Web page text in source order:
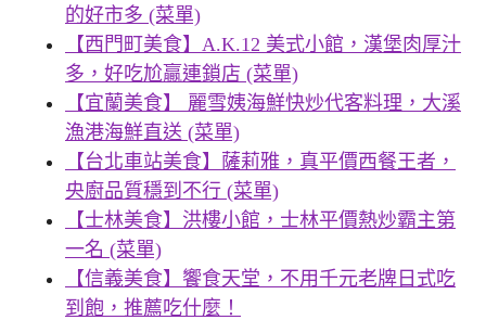
的好市多 (菜單)
【西門町美食】A.K.12 美式小館，漢堡肉厚汁
多，好吃尬贏連鎖店 (菜單)
【宜蘭美食】 麗雪姨海鮮快炒代客料理，大溪
漁港海鮮直送 (菜單)
【台北車站美食】薩莉雅，真平價西餐王者，
央廚品質穩到不行 (菜單)
【士林美食】洪樓小館，士林平價熱炒霸主第
一名 (菜單)
【信義美食】饗食天堂，不用千元老牌日式吃
到飽，推薦吃什麼！